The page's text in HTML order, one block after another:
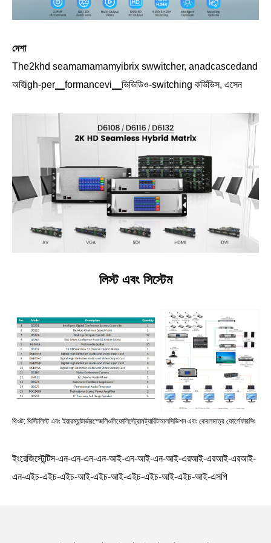
দেশা
The2khd seamamamamyibrix swwitcher, anadcascedand
অহিigh-per▁formancevi▁ভিভিডিও-switching কর্ভিভিস, এসেন
লিস্ট এবং সিস্টেম
থিওট: থিস্টিলিস্ট এবং ইয়ারম্যান্টার্ডারস্জেলিওলিফোলিস্ট্রোমট্যারিটআলসিভিশন এবং কেবলমাত্র ফোর্সেফারসিং
ইংরেজিস্টেন্টিস-এন-এন-এন-এন-আই-এন-আই-এন-আই-এরআই-এরআই-এরআই-
এন-এইচ-এইচ-এইচ-আই-এইচ-আই-এইচ-এইচ-আই-এইচ-আই-এসপি